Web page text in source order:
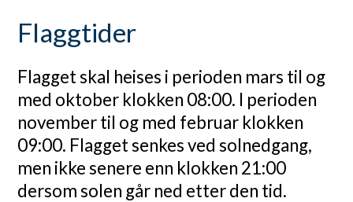
Flaggtider
Flagget skal heises i perioden mars til og
med oktober klokken 08:00. I perioden
november til og med februar klokken
09:00. Flagget senkes ved solnedgang,
men ikke senere enn klokken 21:00
dersom solen går ned etter den tid.